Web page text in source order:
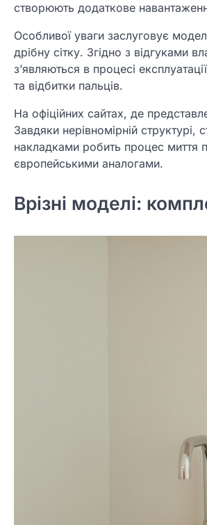
створюють додаткове
Особливої уваги заслуговує
дрібну сітку. Згідно з відгуками
з’являються в процесі
та відбитки пальців.
На офіційних сайтах, де
Завдяки нерівномірній
накладками робить процес миття
європейськими аналогами.
Врізні моделі: